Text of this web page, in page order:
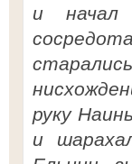
и начал
руку
и